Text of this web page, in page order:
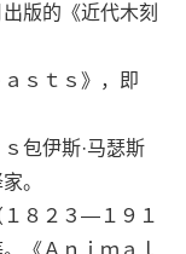
版的《近代木刻
ｓｔｓ》，即
包伊斯·马瑟斯
。
８２３—１９１
《Ａｎｉｍａｌ